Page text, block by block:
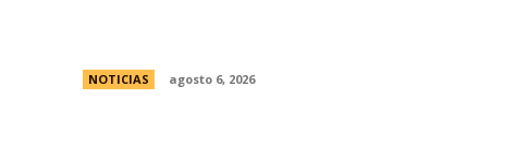
NOTICIAS agosto 6, 2026